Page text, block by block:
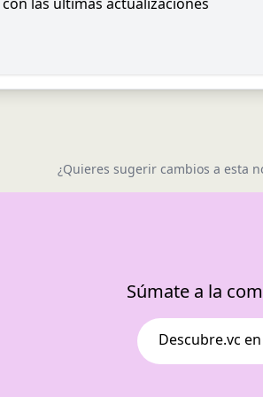
¿Quieres sugerir cambios a esta
Súmate a la
Descubre.vc